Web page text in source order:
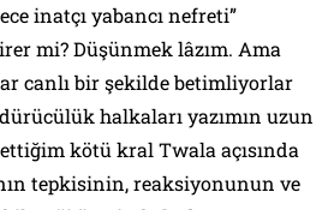
inatçı yabancı nefreti”
mi? Düşünmek lâzım. Ama
canlı bir şekilde betimliyorlar
halkaları yazımın uzun
kötü kral Twala açısında
tepkisinin, reaksiyonunun ve